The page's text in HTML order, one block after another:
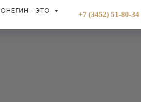
ОНЕГИН - ЭТО
+7 (3452) 51-80-34